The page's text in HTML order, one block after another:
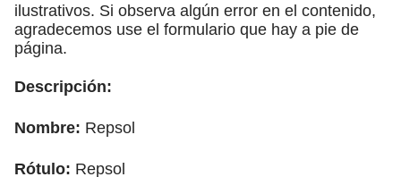
ilustrativos. Si observa algún error en el contenido,
agradecemos use el formulario que hay a pie de
página.
Descripción:
Nombre: Repsol
Rótulo: Repsol